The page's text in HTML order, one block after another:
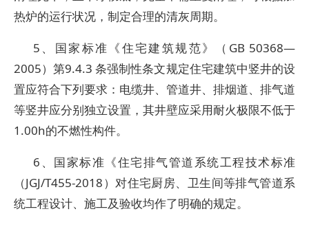
热炉的运行状况，制定合理的清灰周期。
5、国家标准《住宅建筑规范》（GB 50368—
2005）第9.4.3 条强制性条文规定住宅建筑中竖井的设
置应符合下列要求：电缆井、管道井、排烟道、排气道
等竖井应分别独立设置，其井壁应采用耐火极限不低于
1.00h的不燃性构件。
6、国家标准《住宅排气管道系统工程技术标准
（JGJ/T455-2018）对住宅厨房、卫生间等排气管道系
统工程设计、施工及验收均作了明确的规定。